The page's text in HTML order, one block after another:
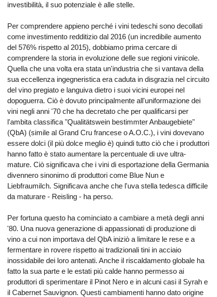
investibilità, il suo potenziale è alle stelle.
Per comprendere appieno perché i vini tedeschi sono decollati
come investimento redditizio dal 2016 (un incredibile aumento
del 576% rispetto al 2015), dobbiamo prima cercare di
comprendere la storia in evoluzione delle sue regioni vinicole.
Quella che una volta era stata un'industria che si vantava della
sua eccellenza ingegneristica era caduta in disgrazia nel circuito
del vino pregiato e languiva dietro i suoi vicini europei nel
dopoguerra. Ciò è dovuto principalmente all'uniformazione dei
vini negli anni '70 che ha decretato che per qualificarsi per
l'ambita classifica "Qualitätswein bestimmter Anbaugebiete"
(QbA) (simile al Grand Cru francese o A.O.C.), i vini dovevano
essere dolci (il più dolce meglio è) quindi tutto ciò che i produttori
hanno fatto è stato aumentare la percentuale di uve ultra-
mature. Ciò significava che i vini di esportazione della Germania
divennero sinonimo di produttori come Blue Nun e
Liebfraumilch. Significava anche che l'uva stella tedesca difficile
da maturare - Reisling - ha perso.
Per fortuna questo ha cominciato a cambiare a metà degli anni
'80. Una nuova generazione di appassionati di produzione di
vino a cui non importava del QbA iniziò a limitare le rese e a
fermentare in rovere rispetto ai tradizionali tini in acciaio
inossidabile dei loro antenati. Anche il riscaldamento globale ha
fatto la sua parte e le estati più calde hanno permesso ai
produttori di sperimentare il Pinot Nero e in alcuni casi il Syrah e
il Cabernet Sauvignon. Questi cambiamenti hanno dato origine